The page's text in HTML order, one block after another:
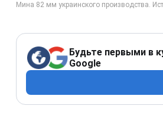
Будьте первыми в
Google